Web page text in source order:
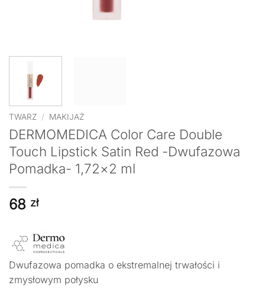
TWARZ / MAKIJAŻ
DERMOMEDICA Color Care Double
Touch Lipstick Satin Red -Dwufazowa
Pomadka- 1,72×2 ml
68 zł
Dwufazowa pomadka o ekstremalnej trwałości i
zmysłowym połysku